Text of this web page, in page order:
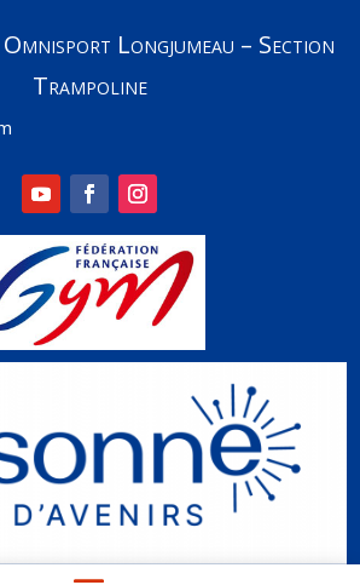
Longjumeau – Section
Trampoline